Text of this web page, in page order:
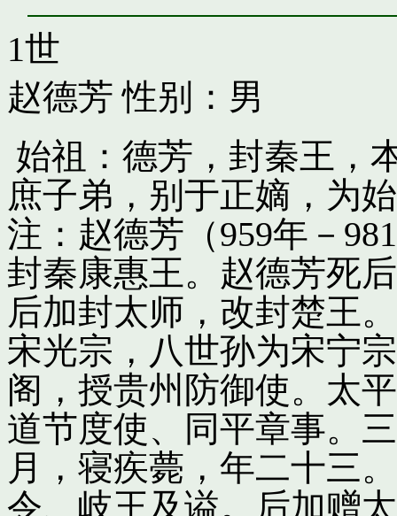
1世
赵德芳 性别：男
始祖：德芳，封秦王，
庶子弟，别于正嫡，为
注：赵德芳（959年－
封秦康惠王。赵德芳死
后加封太师，改封楚王
宋光宗，八世孙为宋宁
阁，授贵州防御使。太
道节度使、同平章事。
月，寝疾薨，年二十三
令、岐王及谥。后加赠